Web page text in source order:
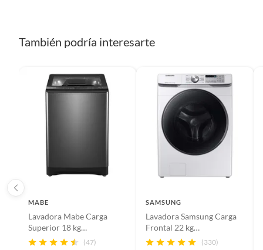
Material del tambor Acero
Peso del producto
Consumo de agua
Potencia
Eficiencia energética
También podría interesarte
MABE
Lavadora Mabe Carga
Superior 18 kg
LMA8120WDGAB0
(47)
SAMSUNG
Lavadora Samsung Carga
Frontal 22 kg
WF22R6270AW/CO
(330)